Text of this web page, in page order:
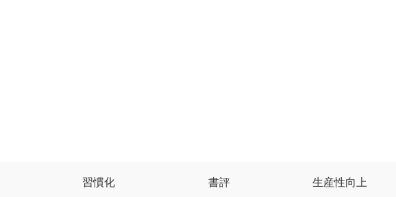
習慣化 書評 生産性向上